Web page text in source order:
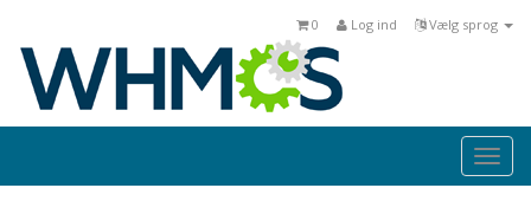
Vælg sprog
Log ind
0